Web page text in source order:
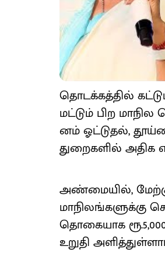
தொடக்​கத்​தில்
மட்​டும் பிற
னம் ஓட்​டு​தல்,
துறைகளில் அதிக
அண்​மை​யில்,
மாநிலங்​களுக்கு
தொகை​யாக
உறுதி